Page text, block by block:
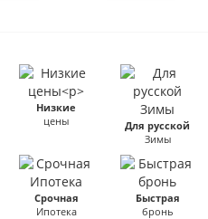
Низкие
цены
Для русской
Зимы
Срочная
Ипотека
Быстрая
бронь